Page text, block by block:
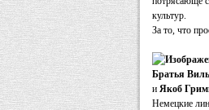
культур.
За то, что
Братья
и Якоб
Немецкие